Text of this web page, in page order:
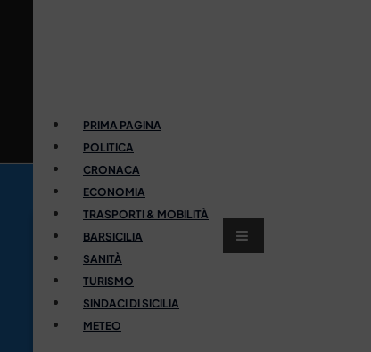
PRIMA PAGINA
POLITICA
CRONACA
ECONOMIA
TRASPORTI & MOBILITÀ
BARSICILIA
SANITÀ
TURISMO
SINDACI DI SICILIA
METEO